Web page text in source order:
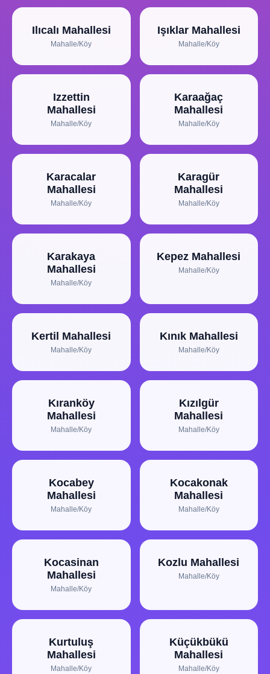
Ilıcalı Mahallesi
Mahalle/Köy
Işıklar Mahallesi
Mahalle/Köy
Izzettin
Mahallesi
Mahalle/Köy
Karaağaç
Mahallesi
Mahalle/Köy
Karacalar
Mahallesi
Mahalle/Köy
Karagür
Mahallesi
Mahalle/Köy
Karakaya
Mahallesi
Mahalle/Köy
Kepez Mahallesi
Mahalle/Köy
Kertil Mahallesi
Mahalle/Köy
Kınık Mahallesi
Mahalle/Köy
Kıranköy
Mahallesi
Mahalle/Köy
Kızılgür
Mahallesi
Mahalle/Köy
Kocabey
Mahallesi
Mahalle/Köy
Kocakonak
Mahallesi
Mahalle/Köy
Kocasinan
Mahallesi
Mahalle/Köy
Kozlu Mahallesi
Mahalle/Köy
Kurtuluş
Mahallesi
Mahalle/Köy
Küçükbükü
Mahallesi
Mahalle/Köy